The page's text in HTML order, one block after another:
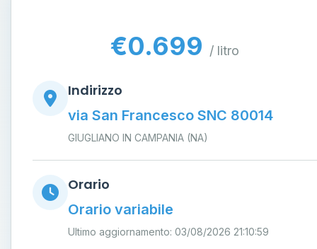
€0.699 / litro
Indirizzo
via San Francesco SNC 80014
GIUGLIANO IN CAMPANIA (NA)
Orario
Orario variabile
Ultimo aggiornamento: 03/08/2026 21:10:59